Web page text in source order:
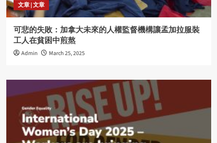
文章 | 文章
可悲的失敗：加拿大未來的人權監督機構讓孟加拉服裝
工人在貧困中煎熬
Admin March 25, 2025